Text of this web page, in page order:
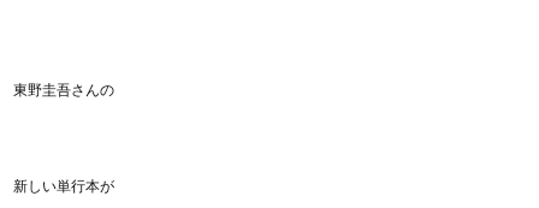
東野圭吾さんの
新しい単行本が